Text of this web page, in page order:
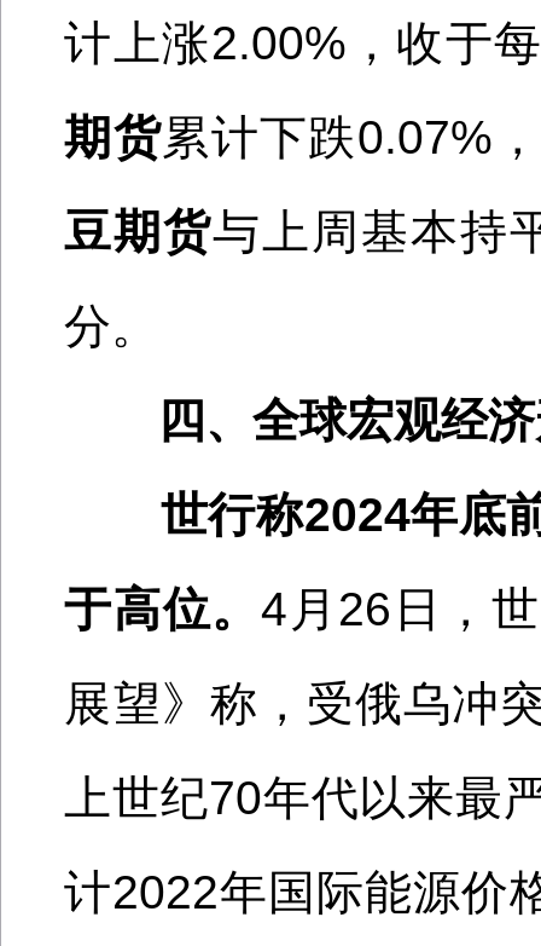
计 上涨2.00% ，收于
期货累计下跌0.07%
豆期货与上周基本持
分。
四、全球宏观经
世行称2024年底
于高位。 4月26日，
展望》称，受俄乌冲
上世纪70年代以来最
计2022年国际能源价